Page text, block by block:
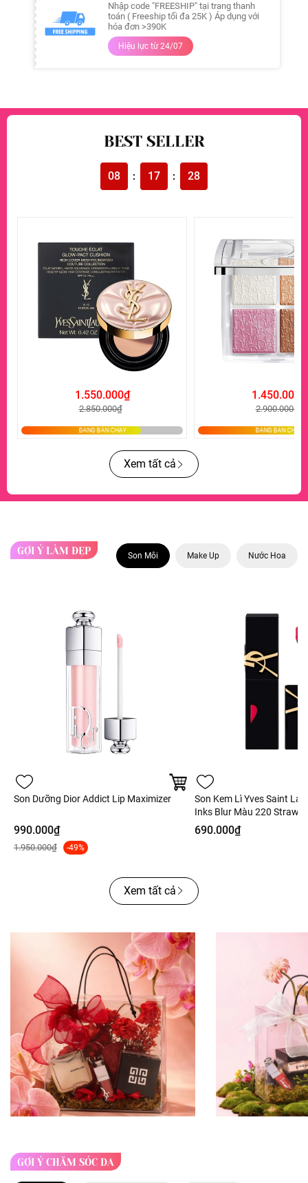
Nhập code "FREESHIP" tại trang thanh
toán ( Freeship tối đa 25K ) Áp dụng với
hóa đơn >390K
Hiệu lực từ 24/07
BEST SELLER
08 : 17 : 27
1.550.000₫
2.850.000₫
1.450.000₫
2.900.000₫
Xem tất cả
GỢI Ý LÀM ĐẸP Son Môi Make Up Nước Hoa
Son Dưỡng Dior Addict Lip Maximizer
990.000₫
1.950.000₫ -49%
Son Kem Lì Yves Saint
Inks Blur Màu 220
Hồng Dâu - 5.5ml -
690.000₫
Xem tất cả
GỢI Ý CHĂM SÓC DA